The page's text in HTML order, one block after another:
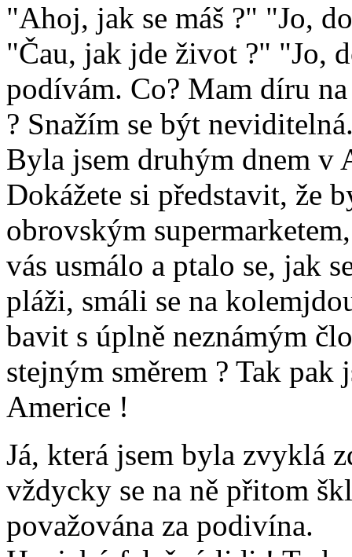
"Ahoj, jak se máš ?" "Jo,
"Čau, jak jde život ?" "Jo,
podívám. Co? Mam díru
? Snažím se být
Byla jsem druhým dnem v
Dokážete si představit, že
obrovským
vás usmálo a ptalo se, jak
pláži, smáli se na
bavit s úplně neznámým
stejným směrem ? Tak
Americe !
Já, která jsem byla zvyklá
vždycky se na ně přitom
považována za podivína.